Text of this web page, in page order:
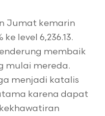
Jumat kemarin
level 6,236.13.
membaik
mulai mereda.
menjadi katalis
karena dapat